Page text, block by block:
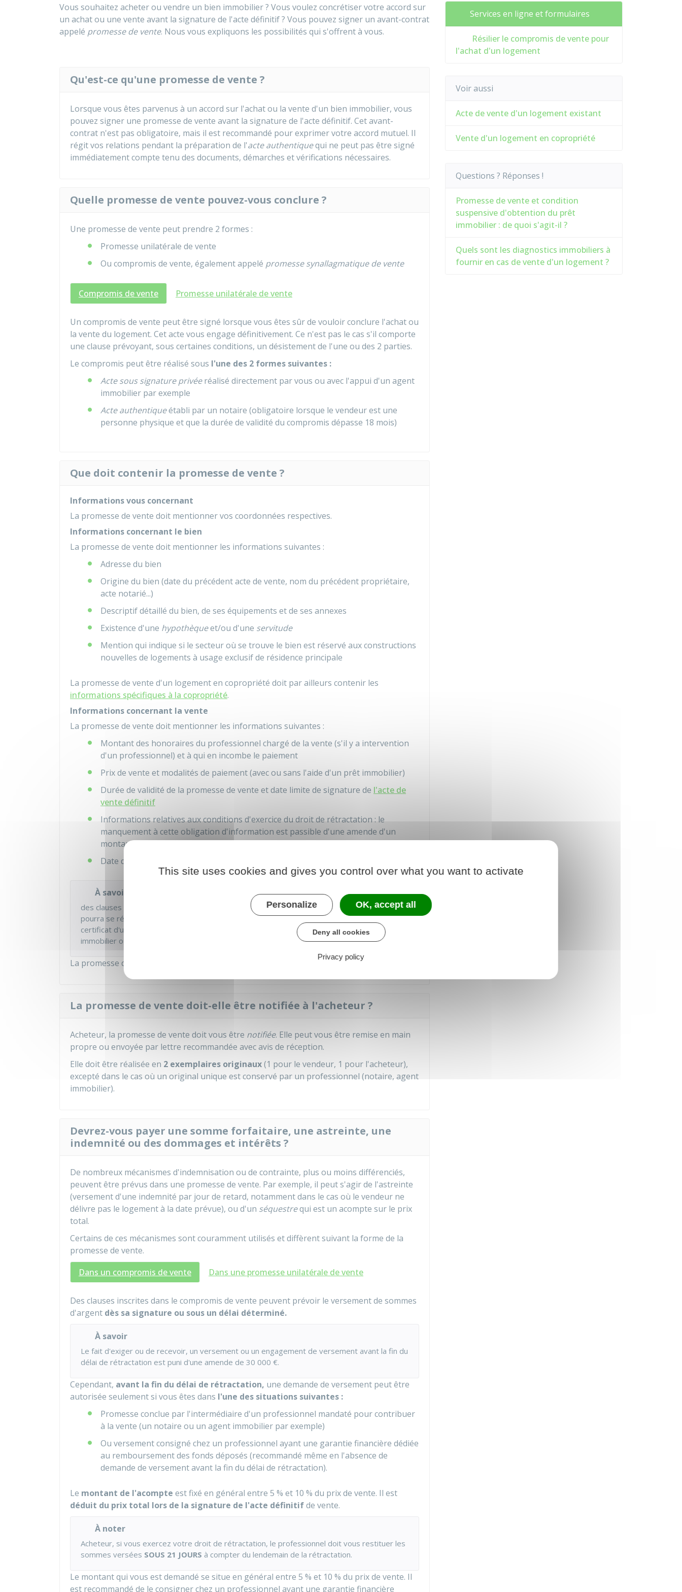
Vous souhaitez acheter ou vendre un bien immobilier ? Vous voulez concrétiser votre accord sur
un achat ou une vente avant la signature de l'acte définitif ? Vous pouvez signer un avant-contrat
appelé promesse de vente. Nous vous expliquons les possibilités qui s'offrent à vous.
Qu'est-ce qu'une promesse de vente ?
Lorsque vous êtes parvenus à un accord sur l'achat ou la vente d'un bien immobilier, vous
pouvez signer une promesse de vente avant la signature de l'acte définitif. Cet avant-
contrat n'est pas obligatoire, mais il est recommandé pour exprimer votre accord mutuel. Il
régit vos relations pendant la préparation de l'acte authentiquequi ne peut pas être signé
immédiatement compte tenu des documents, démarches et vérifications nécessaires.
Quelle promesse de vente pouvez-vous conclure ?
Une promesse de vente peut prendre 2 formes :
Promesse unilatérale de vente
Ou compromis de vente, également appelé promessesynallagmatiquede vente
Compromis de vente Promesse unilatérale de vente
Un compromis de vente peut être signé lorsque vous êtes sûr de vouloir conclure l'achat ou
la vente du logement. Cet acte vous engage définitivement. Ce n'est pas le cas s'il comporte
une clause prévoyant, sous certaines conditions, un désistement de l'une ou des 2 parties.
Le compromis peut être réalisé sous l'une des 2 formes suivantes :
Acte sous signature privéeréalisé directement par vous ou avec l'appui d'un agent
immobilier par exemple
Acte authentiqueétabli par un notaire (obligatoire lorsque le vendeur est une
personne physique et que la durée de validité du compromis dépasse 18 mois)
Que doit contenir la promesse de vente ?
Informations vous concernant
La promesse de vente doit mentionner vos coordonnées respectives.
Informations concernant le bien
La promesse de vente doit mentionner les informations suivantes :
Adresse du bien
Origine du bien (date du précédent acte de vente, nom du précédent propriétaire,
acte notarié...)
Descriptif détaillé du bien, de ses équipements et de ses annexes
Existence d'une hypothèqueet/ou d'une servitude
Mention qui indique si le secteur où se trouve le bien est réservé aux constructions
nouvelles de logements à usage exclusif de résidence principale
La promesse de vente d'un logement en copropriété doit par ailleurs contenir les
informations spécifiques à la copropriété.
Informations concernant la vente
La promesse de vente doit mentionner les informations suivantes :
Montant des honoraires du professionnel chargé de la vente (s'il y a intervention
d'un professionnel) et à qui en incombe le paiement
Prix de vente et modalités de paiement (avec ou sans l'aide d'un prêt immobilier)
Durée de validité de la promesse de vente et date limite de signature de l'acte de
vente définitif
Informations relatives aux conditions d'exercice du droit de rétractation : le
manquement à cette obligation d'information est passible d'une amende d'un
montant maximum de15 000 €
Date de disponibilité du bien
À savoir
des clauses suspensives peuvent être inscrites dans la promesse de vente. Ainsi la vente
pourra se réaliser sous certaines conditions. Par exemple, il peut s'agir de l'obtention d'un
certificat d'urbanisme opérationnel ou d'un permis de construire, de l'obtention d'un prêt
immobilier ou encore de travaux à réaliser par le vendeur avant la vente.
La promesse de vente doit être accompagnée du dossier de diagnostic technique (DDT)
La promesse de vente doit-elle être notifiée à l'acheteur ?
Acheteur, la promesse de vente doit vous être notifiée. Elle peut vous être remise en main
propre ou envoyée par lettre recommandée avec avis de réception.
Elle doit être réalisée en 2 exemplaires originaux(1 pour le vendeur, 1 pour l'acheteur),
excepté dans le cas où un original unique est conservé par un professionnel (notaire, agent
immobilier).
Devrez-vous payer une somme forfaitaire, une astreinte, une
indemnité ou des dommages et intérêts ?
De nombreux mécanismes d'indemnisation ou de contrainte, plus ou moins différenciés,
peuvent être prévus dans une promesse de vente. Par exemple, il peut s'agir de l'astreinte
(versement d'une indemnité par jour de retard, notamment dans le cas où le vendeur ne
délivre pas le logement à la date prévue), ou d'un séquestrequi est un acompte sur le prix
total.
Certains de ces mécanismes sont couramment utilisés et diffèrent suivant la forme de la
promesse de vente.
Dans un compromis de vente
Dans une promesse unilatérale de vente
Des clauses inscrites dans le compromis de vente peuvent prévoir le versement de sommes
d'argent dès sa signature ou sous un délai déterminé.
À savoir
Le fait d'exiger ou de recevoir, un versement ou un engagement de versement avant la fin du
délai de rétractation est puni d'une amende de 30 000 €.
Cependant, avant la fin du délai de rétractation, une demande de versement peut être
autorisée seulement si vous êtes dans l'une des situations suivantes :
Promesse conclue par l'intermédiaire d'un professionnel mandaté pour contribuer
à la vente (un notaire ou un agent immobilier par exemple)
Ou versement consigné chez un professionnel ayant une garantie financière dédiée
au remboursement des fonds déposés (recommandé même en l'absence de
demande de versement avant la fin du délai de rétractation).
Le montant de l'acompte est fixé en général entre 5 % et 10 % du prix de vente. Il est
déduit du prix total lors de la signature de l'acte définitifde vente.
À noter
Acheteur, si vous exercez votre droit de rétractation, le professionnel doit vous restituer les
sommes versées SOUS 21 JOURS à compter du lendemain de la rétractation.
Le montant qui vous est demandé se situe en général entre 5 % et 10 % du prix de vente. Il
est recommandé de le consigner chez un professionnel ayant une garantie financière
Services en ligne et formulaires
Résilier le compromis de vente pour
l'achat d'un logement
Voir aussi
Acte de vente d'un logement existant
Vente d'un logement en copropriété
Questions ? Réponses !
Promesse de vente et condition
suspensive d'obtention du prêt
immobilier : de quoi s'agit-il ?
Quels sont les diagnostics immobiliers à
fournir en cas de vente d'un logement ?
This site uses cookies and gives you control over what you want to activate
Personalize OK, accept all
Deny all cookies
Privacy policy